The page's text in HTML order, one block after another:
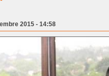
2015 - 14:58